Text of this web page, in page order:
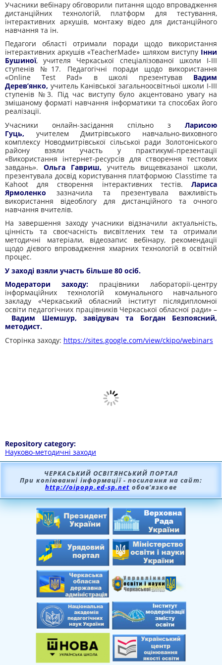
Учасники вебінару обговорили питання щодо впровадження
дистанційних технологій, платформ для тестування,
інтерактивних аркушів, монтажу відео для дистанційного
навчання та ін.
Педагоги області отримали поради щодо використання
інтерактивних аркушів «TeacherMade» шляхом виступу Інни
Бушиної, учителя Черкаської спеціалізованої школи І-ІІІ
ступенів №17. Педагогічні поради щодо використання
«Online Test Pad» в школі презентував Вадим
Дерев’янко, учитель Канівської загальноосвітньої школи І-ІІІ
ступенів №3. Під час виступу було акцентовано увагу на
змішаному форматі навчання інформатики та способах його
реалізації.
Учасники онлайн-засідання спільно з Ларисою
Гуць, учителем Дмитрівського навчально-виховного
комплексу Новодмитрівської сільської ради Золотоніського
району взяли участь у практикумі-презентації
«Використання інтернет-ресурсів для створення тестових
завдань». Ольга Гавриш, учитель вищевказаної школи,
презентувала досвід користування платформою Classtime та
Kahoot для створення інтерактивних тестів. Лариса
Ярмоленко зазначила та презентувала важливість
використання відеоблогу для дистанційного та очного
навчання вчителів.
На завершення заходу учасники відзначили актуальність,
цінність та своєчасність висвітлених тем та отримали
методичні матеріали, відеозапис вебінару, рекомендації
щодо дієвого впровадження хмарних технологій в освітній
процес.
У заході взяли участь більше 80 осіб.
Модератори заходу: працівники лабораторії-центру
інформаційних технологій комунального навчального
закладу «Черкаський обласний інститут післядипломної
освіти педагогічних працівників Черкаської обласної ради» –
Вадим Шемшур, завідувач та Богдан Безпоясний,
методист.
Сторінка заходу: https://sites.google.com/view/ckipo/webinars
Repository category:
Науково-методичні заходи
ЧЕРКАСЬКИЙ ОСВІТЯНСЬКИЙ ПОРТАЛ
При копіюванні інформації - посилання на сайт:
http://oipopp.ed-sp.net обов’язкове